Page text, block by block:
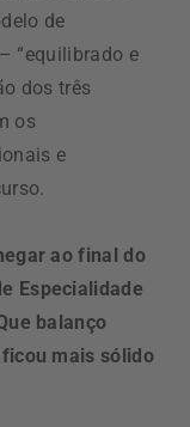
de
“equilibrado e
dos três
os
e
ao final do
Especialidade
balanço
mais sólido